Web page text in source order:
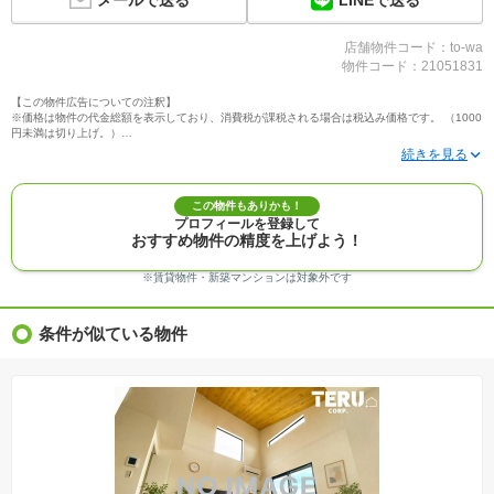
店舗物件コード：to-wa
物件コード：21051831
【この物件広告についての注釈】
※価格は物件の代金総額を表示しており、消費税が課税される場合は税込み価格です。 （1000
円未満は切り上げ。）
※写真に写っている、またはパース（絵）や間取り図に描かれている家具や車などは、特にコ
※建築条件付き土地価格には、建物価格は含まれません。
※物件情報は、原則として情報提供日の２日前に最終確認した情報です。
※完成予想図はいずれも外構、植栽、外観等実際のものとは多少異なることがあります。
※モデルルーム・モデルハウス・展示場・ショールームの画像の場合、今回販売の物件と異な
※ＣＧ合成の画像の場合、実際とは多少異なる場合があります。
※物件特徴：販売戸数が複数の物件は、全ての住戸に該当しない項目もあります。
※価格更新：物件価格が変更された日から１週間表示されます。
※建築条件土地の情報内に掲載されている、建物プラン例は、土地購入者の設計プランの参考
の一例であって、プランの採用可否は任意です。
※土地（建築条件なし）で「建物プラン例」が表記してある時、そのプラン例は特定の建築請
負会社によるもので、当該建築請負会社以外で建てた場合、同様のものが同価格で建てられる
とは限りません。また建築請負会社を特定するものではありません。
※建築条件付き土地とは、その土地に建築する建物の建築請負契約が、一定期間内に成立する
ことを条件として売買される土地のことをいいます。建築請負契約成立に向けて設計プランを
この物件もありかも！
プロフィールを登録して
おすすめ物件の精度を上げよう！
※賃貸物件・新築マンションは対象外です
条件が似ている物件